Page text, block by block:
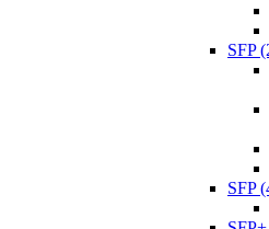
SFP
SFP